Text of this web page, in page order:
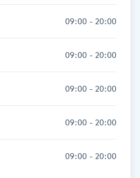
09:00 - 20:00
09:00 - 20:00
09:00 - 20:00
09:00 - 20:00
09:00 - 20:00